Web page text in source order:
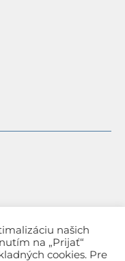
našich
na „Prijať“
cookies. Pre